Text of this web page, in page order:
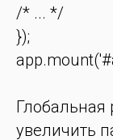
/* ... */
});
увеличить